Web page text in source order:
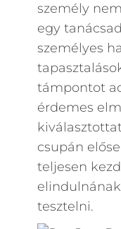
személy
egy
személyes
támpontot
érdemes
csupán
teljesen
tesztelni.